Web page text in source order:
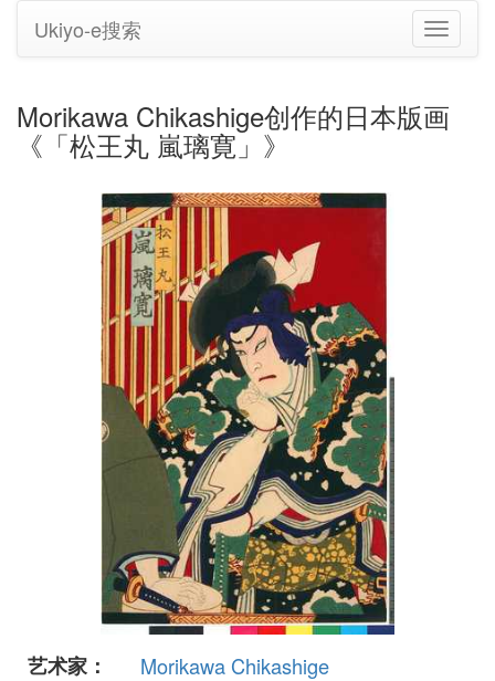
切
换
Ukiyo-e搜索
Morikawa Chikashige创作的日本版画
《「松王丸 嵐璃寛」》
艺术家：
Morikawa Chikashige